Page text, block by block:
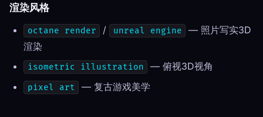
渲染风格
octane render / unreal engine
— 照片写实3D
渲染
isometric illustration — 俯视3D视角
pixel art — 复古游戏美学